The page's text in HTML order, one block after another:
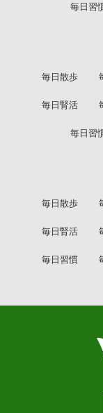
毎日習
毎日散歩
毎日腎活
毎日習
毎日散歩
毎日腎活
毎日習慣